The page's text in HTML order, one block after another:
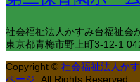
社会福祉法人かすみ台福祉会
東京都青梅市野上町3-12-1
Copyright © 社会福祉法人か
ページ . All Rights Reserved.